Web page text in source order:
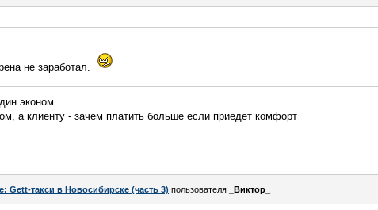
не заработал.
эконом.
а клиенту - зачем платить больше если приедет комфорт
Gett-такси в Новосибирске (часть 3) пользователя _Виктор_